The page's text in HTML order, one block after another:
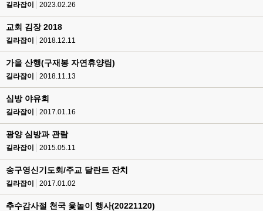
길라잡이 2023.02.26
교회 김장 2018
길라잡이 2018.12.11
가을 산행(구재봉 자연휴양림)
길라잡이 2018.11.13
심방 야유회
길라잡이 2017.01.16
광양 심방과 관람
길라잡이 2015.05.11
송구영신기도회/주교 달란트 잔치
길라잡이 2017.01.02
추수감사절 천국 윷놀이 행사(20221120)